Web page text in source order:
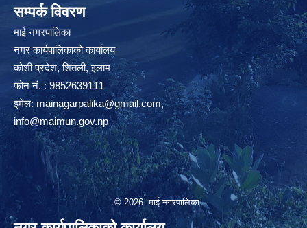
सम्पर्क विवरण
माई नगरपालिका
नगर कार्यपालिकाको कार्यालय
कोशी प्रदेश, शितली, इलाम
फोन नं. : 9852639111
इमेल:mainagarpalika@gmail.com,
info@maimun.gov.np
© 2026 माई नगरपालिका